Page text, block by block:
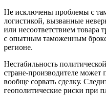
Не исключены проблемы с
логистикой, вызванные
или несоответствием товара
с опытным таможенным
регионе.
Нестабильность
стране-производителе может
вообще сорвать сделку.
геополитические риски при